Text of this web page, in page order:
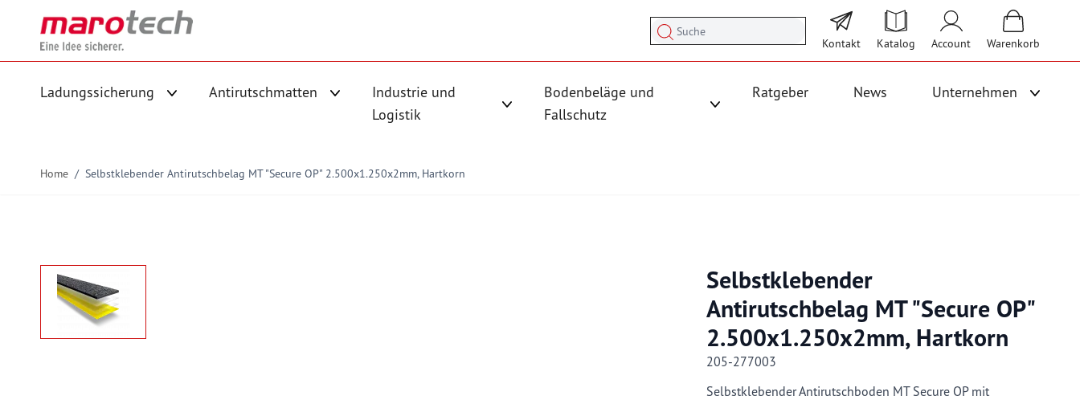
Kontakt Katalog Account Warenkorb
Ladungssicherung Antirutschmatten
Untermenü für Kategorie Antirutschmatten anzeigen
Industrie und
Logistik
Untermenü für Kategorie Industrie und Logistik anzeigen
Bodenbeläge und
Fallschutz
Ratgeber News Unternehmen
Home / Selbstklebender Antirutschbelag MT "Secure OP" 2.500x1.250x2mm, Hartkorn
Selbstklebender
Antirutschbelag MT "Secure OP"
2.500x1.250x2mm, Hartkorn
205-277003
Selbstklebender Antirutschboden MT Secure OP mit